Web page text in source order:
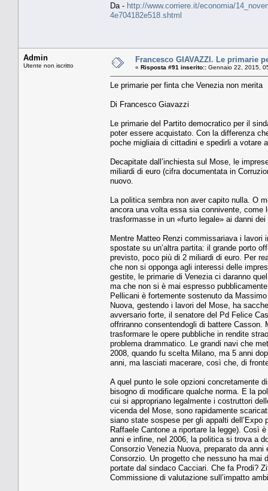
Da - http://www.corriere.it/economia/
4e704182e518.shtml
Admin
Utente non iscritto
Francesco GIAVAZZI. Le primarie
« Risposta #91 inserito:: Gennaio 22, 2015,
Le primarie per finta che Venezia non merita
Di Francesco Giavazzi
Le primarie del Partito democratico per il
poter essere acquistato. Con la differenza
poche migliaia di cittadini e spedirli a votare
Decapitate dall’inchiesta sul Mose, le
miliardi di euro (cifra documentata in
nuovo.
La politica sembra non aver capito nulla. O
ancora una volta essa sia connivente, come
trasformasse in un «furto legale» ai danni
Mentre Matteo Renzi commissariava i lavori
spostate su un’altra partita: il grande porto
previsto, poco più di 2 miliardi di euro. Per
che non si opponga agli interessi delle
gestite, le primarie di Venezia ci daranno
ma che non si è mai espresso
Pellicani è fortemente sostenuto da
Nuova, gestendo i lavori del Mose, ha
avversario forte, il senatore del Pd Felice
offriranno consentendogli di battere
trasformare le opere pubbliche in rendite
problema drammatico. Le grandi navi che
2008, quando fu scelta Milano, ma 5 anni
anni, ma lasciati macerare, così che, di
A quel punto le sole opzioni concretamente
bisogno di modificare qualche norma. E la
cui si appropriano legalmente i costruttori
vicenda del Mose, sono rapidamente
siano state sospese per gli appalti dell’Expo
Raffaele Cantone a riportare la legge). Così
anni e infine, nel 2006, la politica si trova a
Consorzio Venezia Nuova, preparato da
Consorzio. Un progetto che nessuno ha mai
portate dal sindaco Cacciari. Che fa Prodi?
Commissione di valutazione sull’impatto